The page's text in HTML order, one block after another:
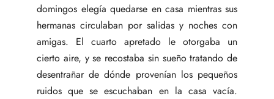
domingos elegía quedarse en casa mientras sus
hermanas circulaban por salidas y noches con
amigas. El cuarto apretado le otorgaba un
cierto aire, y se recostaba sin sueño tratando de
desentrañar de dónde provenían los pequeños
ruidos que se escuchaban en la casa vacía.